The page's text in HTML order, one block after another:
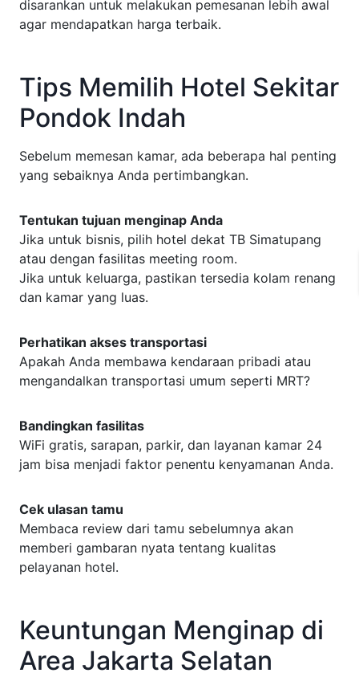
disarankan untuk melakukan pemesanan lebih awal
agar mendapatkan harga terbaik.
Tips Memilih Hotel Sekitar
Pondok Indah
Sebelum memesan kamar, ada beberapa hal penting
yang sebaiknya Anda pertimbangkan.
Tentukan tujuan menginap Anda
Jika untuk bisnis, pilih hotel dekat TB Simatupang
atau dengan fasilitas meeting room.
Jika untuk keluarga, pastikan tersedia kolam renang
dan kamar yang luas.
Perhatikan akses transportasi
Apakah Anda membawa kendaraan pribadi atau
mengandalkan transportasi umum seperti MRT?
Bandingkan fasilitas
WiFi gratis, sarapan, parkir, dan layanan kamar 24
jam bisa menjadi faktor penentu kenyamanan Anda.
Cek ulasan tamu
Membaca review dari tamu sebelumnya akan
memberi gambaran nyata tentang kualitas
pelayanan hotel.
Keuntungan Menginap di
Area Jakarta Selatan